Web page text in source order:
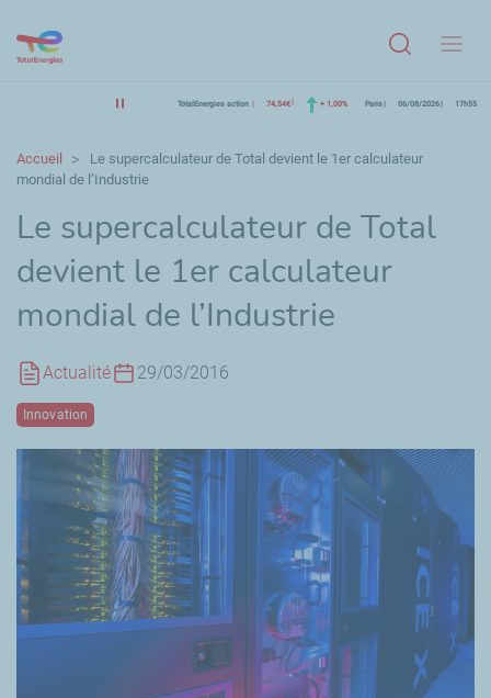
TotalEnergies action 74,54€ + 1,00% Paris 06/08/2026 17h55
Accueil
Le supercalculateur de Total devient le 1er calculateur
mondial de l’Industrie
Le supercalculateur de Total
devient le 1er calculateur
mondial de l’Industrie
Actualité 29/03/2016
Innovation